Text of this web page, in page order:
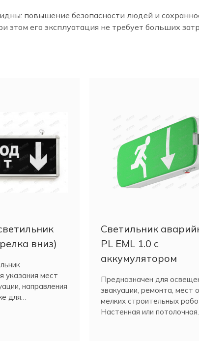
повышение безопасности людей и
его эксплуатация не требует больших
вниз)
указания мест
направления
для
Светильник
PL EML 1.0 с
аккумулятором
Предназначен для
эвакуации, ремонта, мест
мелких строительных
Настенная или потолочная